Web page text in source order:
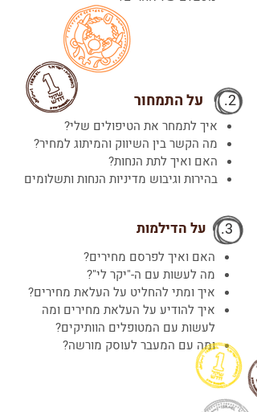
איך לתמחר את הטיפולים שלי?
מה הקשר בין השיווק והמיתוג למחיר?
האם ואיך לתת הנחות?
בהירות וגיבוש מדיניות הנחות ותשלומים
על התמחור 2.
האם ואיך לפרסם מחירים?
מה לעשות עם ה-"יקר לי"?
איך ומתי להחליט על העלאת מחירים?
איך להודיע על העלאת מחירים ומה
לעשות עם המטופלים הוותיקים?
ומה עם המעבר לעוסק מורשה?
על הדילמות 3.